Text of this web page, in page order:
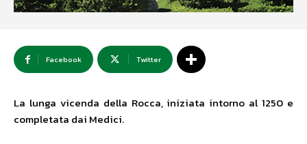
Facebook Twitter
La lunga vicenda della Rocca, iniziata intorno al 1250 e
completata dai Medici.